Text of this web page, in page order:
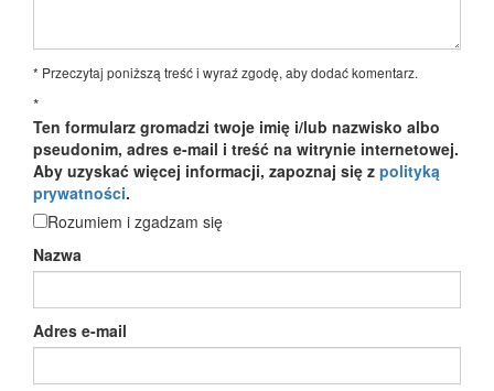
* Przeczytaj poniższą treść i wyraź zgodę, aby dodać komentarz.
*
Ten formularz gromadzi twoje imię i/lub nazwisko albo
pseudonim, adres e-mail i treść na witrynie internetowej.
Aby uzyskać więcej informacji, zapoznaj się z polityką
prywatności.
Rozumiem i zgadzam się
Nazwa
Adres e-mail